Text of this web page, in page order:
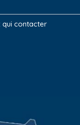
qui contacter